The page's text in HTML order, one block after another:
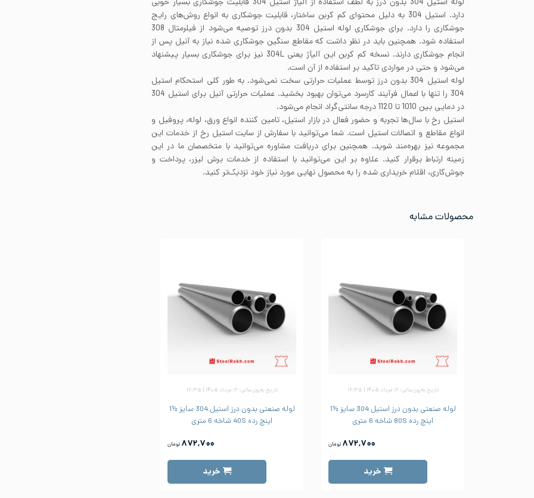
لوله استیل 304 بدون درز به لطف استفاده از آلیاژ استیل 304 قابلیت جوشکاری بسیار خوبی
دارد. استیل 304 به دلیل محتوای کم کربن ساختار، قابلیت جوشکاری به انواع روش‌های رایج
جوشکاری را دارد. برای جوشکاری لوله استیل 304 بدون درز توصیه می‌شود از فیلرمتال 308
استفاده شود. همچنین باید در نظر داشت که مقاطع سنگین جوشکاری شده نیاز به آنیل پس از
انجام جوشکاری دارند. نسخه کم کربن این آلیآژ یعنی 304L نیز برای جوشکاری بسیار پیشنهاد
می‌شود و حتی در مواردی تاکید بر استفاده از آن است.
لوله استیل 304 بدون درز توسط عملیات حرارتی سخت نمی‌شود. به طور کلی استحکام استیل
304 را تنها با اعمال فرآیند کارسرد می‌توان بهبود بخشید. عملیات حرارتی آنیل برای استیل 304
در دمایی بین 1010 تا 1120 درجه سانتی‌گراد انجام می‌شود.
استیل رخ با سال‌ها تجربه و حضور فعال در بازار استیل، تامین کننده انواع ورق، لوله، پروفیل و
انواع مقاطع و اتصالات استیل است. شما می‌توانید با سفارش از سایت استیل رخ از خدمات این
مجموعه نیز بهره‌مند شوید. همچنین برای دریافت مشاوره می‌توانید با متخصصان ما در این
زمینه ارتباط برقرار کنید. علاوه بر این می‌توانید با استفاده از خدمات برش لیزر، پرداخت و
جوش‌کاری، اقلام خریداری شده را به محصول نهایی مورد نیاز خود نزدیک‌تر کنید.
محصولات مشابه
تاریخ به‌روزرسانی: ۱۲ مرداد ۱۴۰۵ | ۱۶:۳۵
لوله صنعتی بدون درز استیل 304 سایز ½1
اینچ رده 80S شاخه 6 متری
۸۷۲,۷۰۰ تومان
خرید
تاریخ به‌روزرسانی: ۱۲ مرداد ۱۴۰۵ | ۱۶:۳۵
لوله صنعتی بدون درز استیل 304 سایز ½1
اینچ رده 40S شاخه 6 متری
۸۷۲,۷۰۰ تومان
خرید